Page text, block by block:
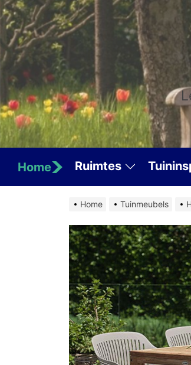
Skip
to
the
content
Home Ruimtes
Home Tuinmeubels